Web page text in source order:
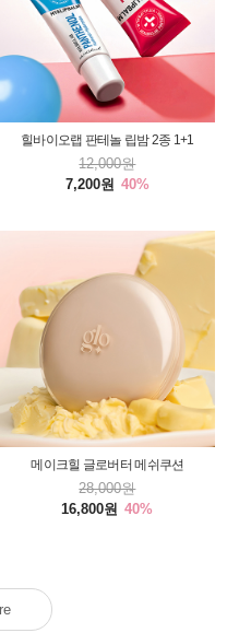
힐바이오랩 판테놀 립밤 2종 1+1
12,000원
7,200원 40%
메이크힐 글로버터 메쉬쿠션
28,000원
16,800원
40%